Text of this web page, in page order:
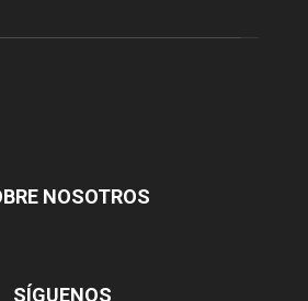
NOSOTROS
SÍGUENOS